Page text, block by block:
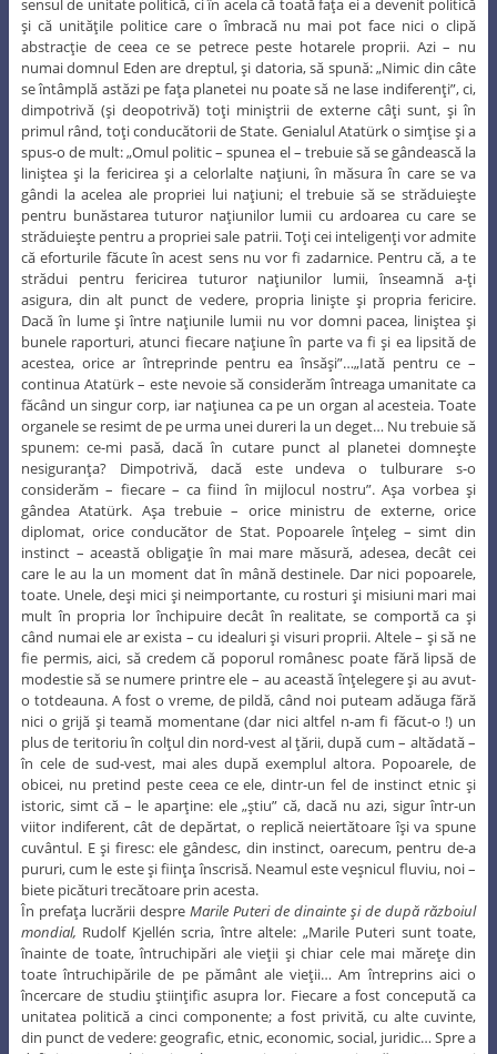
şi că unităţile politice care o îmbracă nu mai pot face nici o clipă
abstracţie de ceea ce se petrece peste hotarele proprii. Azi – nu
numai domnul Eden are dreptul, şi datoria, să spună: „Nimic din câte
se întâmplă astăzi pe faţa planetei nu poate să ne lase indiferenţi”, ci,
dimpotrivă (şi deopotrivă) toţi miniştrii de externe câţi sunt, şi în
primul rând, toţi conducătorii de State. Genialul Atatürk o simţise şi a
spus-o de mult: „Omul politic – spunea el – trebuie să se gândească la
liniştea şi la fericirea şi a celorlalte naţiuni, în măsura în care se va
gândi la acelea ale propriei lui naţiuni; el trebuie să se străduieşte
pentru bunăstarea tuturor naţiunilor lumii cu ardoarea cu care se
străduieşte pentru a propriei sale patrii. Toţi cei inteligenţi vor admite
că eforturile făcute în acest sens nu vor fi zadarnice. Pentru că, a te
strădui pentru fericirea tuturor naţiunilor lumii, înseamnă a-ţi
asigura, din alt punct de vedere, propria linişte şi propria fericire.
Dacă în lume şi între naţiunile lumii nu vor domni pacea, liniştea şi
bunele raporturi, atunci fiecare naţiune în parte va fi şi ea lipsită de
acestea, orice ar întreprinde pentru ea însăşi”…„Iată pentru ce –
continua Atatürk – este nevoie să considerăm întreaga umanitate ca
făcând un singur corp, iar naţiunea ca pe un organ al acesteia. Toate
organele se resimt de pe urma unei dureri la un deget… Nu trebuie să
spunem: ce-mi pasă, dacă în cutare punct al planetei domneşte
nesiguranţa? Dimpotrivă, dacă este undeva o tulburare s-o
considerăm – fiecare – ca fiind în mijlocul nostru”. Aşa vorbea şi
gândea Atatürk. Aşa trebuie – orice ministru de externe, orice
diplomat, orice conducător de Stat. Popoarele înţeleg – simt din
instinct – această obligaţie în mai mare măsură, adesea, decât cei
care le au la un moment dat în mână destinele. Dar nici popoarele,
toate. Unele, deşi mici şi neimportante, cu rosturi şi misiuni mari mai
mult în propria lor închipuire decât în realitate, se comportă ca şi
când numai ele ar exista – cu idealuri şi visuri proprii. Altele – şi să ne
fie permis, aici, să credem că poporul românesc poate fără lipsă de
modestie să se numere printre ele – au această înţelegere şi au avut-
o totdeauna. A fost o vreme, de pildă, când noi puteam adăuga fără
nici o grijă şi teamă momentane (dar nici altfel n-am fi făcut-o !) un
plus de teritoriu în colţul din nord-vest al ţării, după cum – altădată –
în cele de sud-vest, mai ales după exemplul altora. Popoarele, de
obicei, nu pretind peste ceea ce ele, dintr-un fel de instinct etnic şi
istoric, simt că – le aparţine: ele „ştiu” că, dacă nu azi, sigur într-un
viitor indiferent, cât de depărtat, o replică neiertătoare îşi va spune
cuvântul. E şi firesc: ele gândesc, din instinct, oarecum, pentru de-a
pururi, cum le este şi fiinţa înscrisă. Neamul este veşnicul fluviu, noi –
biete picături trecătoare prin acesta.
În prefaţa lucrării despre Marile Puteri de dinainte şi de după războiul
mondial, Rudolf Kjellén scria, între altele: „Marile Puteri sunt toate,
înainte de toate, întruchipări ale vieţii şi chiar cele mai măreţe din
toate întruchipările de pe pământ ale vieţii… Am întreprins aici o
încercare de studiu ştiinţific asupra lor. Fiecare a fost concepută ca
unitatea politică a cinci componente; a fost privită, cu alte cuvinte,
din punct de vedere: geografic, etnic, economic, social, juridic… Spre a